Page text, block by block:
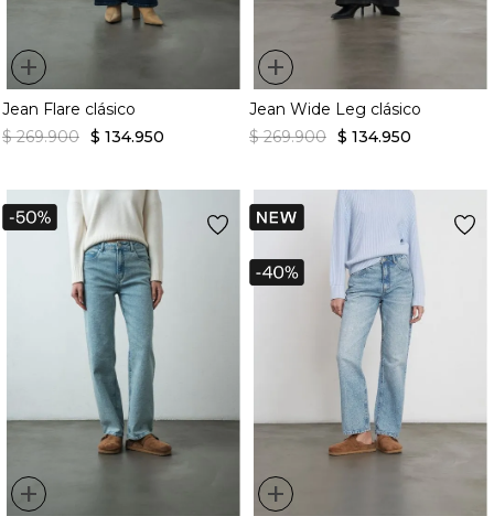
+
Jean Flare clásico
$ 269.900 $ 134.950
+
Jean Wide Leg clásico
$ 269.900 $ 134.950
+ +